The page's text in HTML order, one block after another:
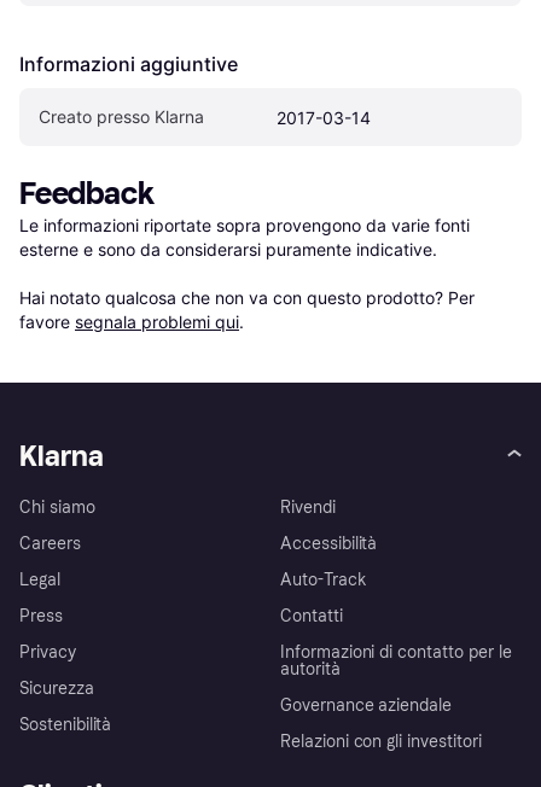
Informazioni aggiuntive
Creato presso Klarna 2017-03-14
Feedback
Le informazioni riportate sopra provengono da varie fonti
esterne e sono da considerarsi puramente indicative.
Hai notato qualcosa che non va con questo prodotto? Per
favore segnala problemi qui.
Klarna
Chi siamo
Careers
Legal
Press
Privacy
Sicurezza
Sostenibilità
Rivendi
Accessibilità
Auto-Track
Contatti
Informazioni di contatto per le
autorità
Governance aziendale
Relazioni con gli investitori